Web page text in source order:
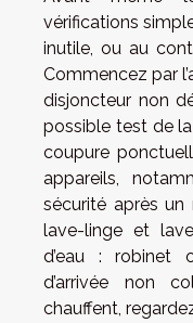
vérifications
inutile, ou au
Commencez par
disjoncteur non
possible test de
coupure
appareils,
sécurité après un
lave-linge et
d’eau : robinet
d’arrivée non
chauffent,